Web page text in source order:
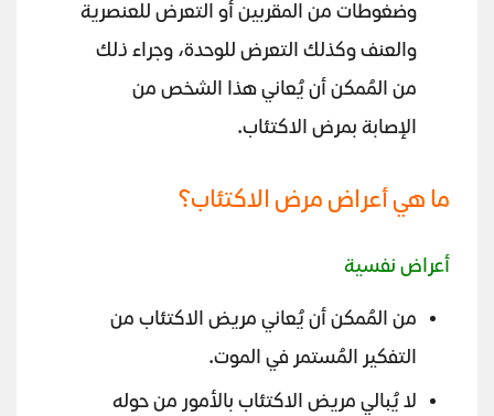
وضغوطات من المقربين أو التعرض للعنصرية
والعنف وكذلك التعرض للوحدة، وجراء ذلك
من المُمكن أن يُعاني هذا الشخص من
الإصابة بمرض الاكتئاب.
ما هي أعراض مرض الاكتئاب؟
أعراض نفسية
من المُمكن أن يُعاني مريض الاكتئاب من
التفكير المُستمر في الموت.
لا يُبالي مريض الاكتئاب بالأمور من حوله